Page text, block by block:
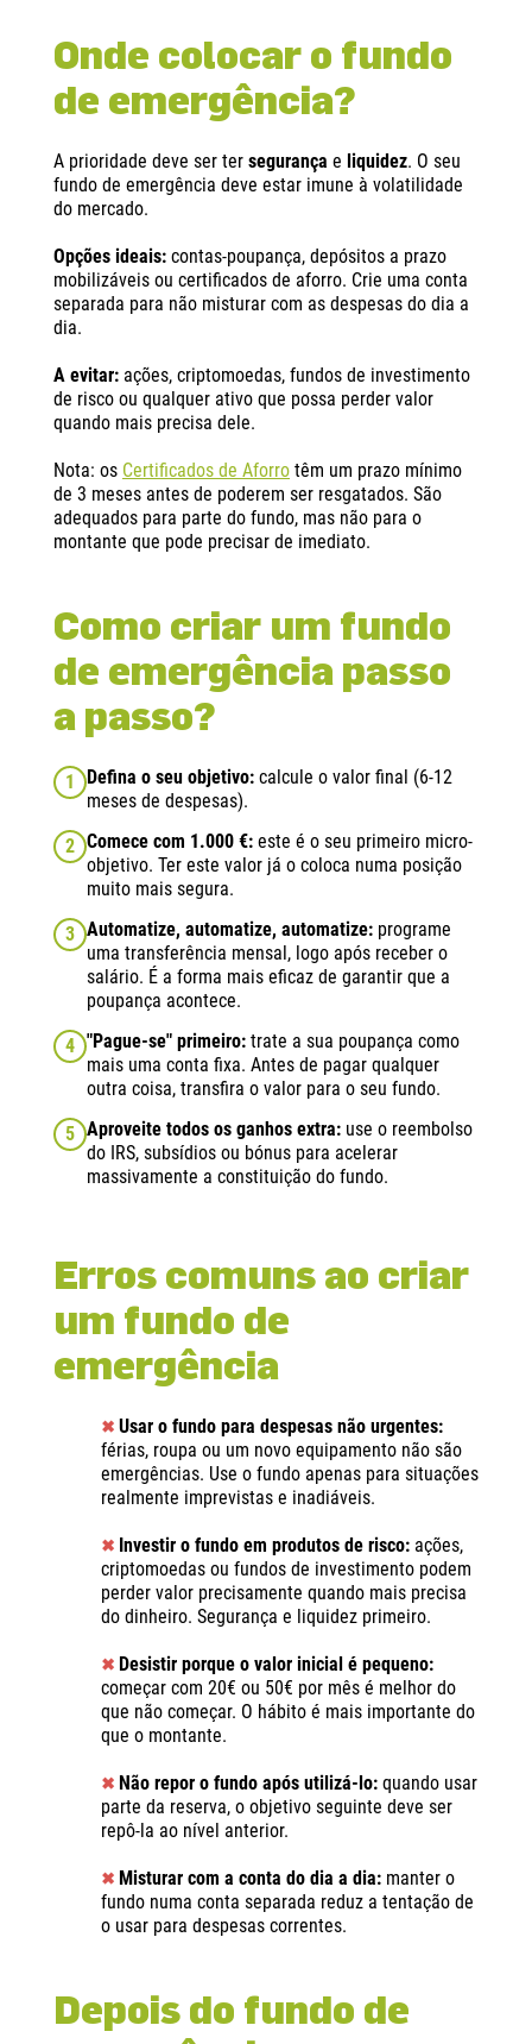
Onde colocar o fundo
de emergência?
A prioridade deve ser ter segurança e liquidez. O seu
fundo de emergência deve estar imune à volatilidade
do mercado.
Opções ideais: contas-poupança, depósitos a prazo
mobilizáveis ou certificados de aforro. Crie uma conta
separada para não misturar com as despesas do dia a
dia.
A evitar: ações, criptomoedas, fundos de investimento
de risco ou qualquer ativo que possa perder valor
quando mais precisa dele.
Nota: os Certificados de Aforro têm um prazo mínimo
de 3 meses antes de poderem ser resgatados. São
adequados para parte do fundo, mas não para o
montante que pode precisar de imediato.
Como criar um fundo
de emergência passo
a passo?
1 Defina o seu objetivo: calcule o valor final (6-12
meses de despesas).
2 Comece com 1.000 €: este é o seu primeiro micro-
objetivo. Ter este valor já o coloca numa posição
muito mais segura.
3 Automatize, automatize, automatize: programe
uma transferência mensal, logo após receber o
salário. É a forma mais eficaz de garantir que a
poupança acontece.
4 "Pague-se" primeiro: trate a sua poupança como
mais uma conta fixa. Antes de pagar qualquer
outra coisa, transfira o valor para o seu fundo.
5 Aproveite todos os ganhos extra: use o reembolso
do IRS, subsídios ou bónus para acelerar
massivamente a constituição do fundo.
Erros comuns ao criar
um fundo de
emergência
✖ Usar o fundo para despesas não urgentes:
férias, roupa ou um novo equipamento não são
emergências. Use o fundo apenas para situações
realmente imprevistas e inadiáveis.
✖ Investir o fundo em produtos de risco: ações,
criptomoedas ou fundos de investimento podem
perder valor precisamente quando mais precisa
do dinheiro. Segurança e liquidez primeiro.
✖ Desistir porque o valor inicial é pequeno:
começar com 20€ ou 50€ por mês é melhor do
que não começar. O hábito é mais importante do
que o montante.
✖ Não repor o fundo após utilizá-lo: quando usar
parte da reserva, o objetivo seguinte deve ser
repô-la ao nível anterior.
✖ Misturar com a conta do dia a dia: manter o
fundo numa conta separada reduz a tentação de
o usar para despesas correntes.
Depois do fundo de